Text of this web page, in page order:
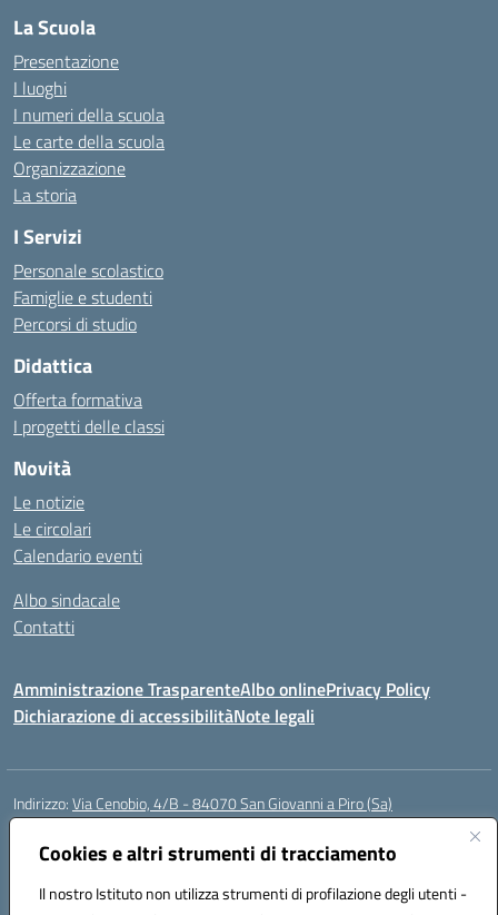
Cookies e altri strumenti di tracciamento
Il nostro Istituto non utilizza strumenti di profilazione degli utenti -
La Scuola
Presentazione
I luoghi
I numeri della scuola
Le carte della scuola
Organizzazione
La storia
I Servizi
Personale scolastico
Famiglie e studenti
Percorsi di studio
Didattica
Offerta formativa
I progetti delle classi
Novità
Le notizie
Le circolari
Calendario eventi
Albo sindacale
Contatti
Amministrazione TrasparenteAlbo onlinePrivacy Policy
Dichiarazione di accessibilitàNote legali
Indirizzo:Via Cenobio, 4/B - 84070 San Giovanni a Piro (Sa)
Centralino:
Posta elettronica certificata (PEC):saic815005@pec.istruzione.it
Codice fiscale: 84001740657